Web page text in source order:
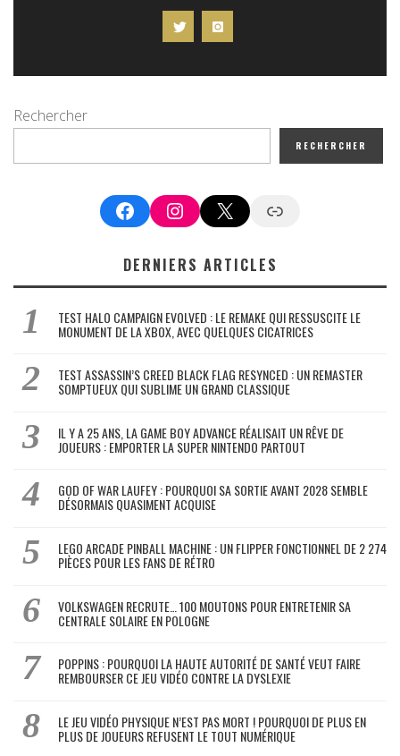
Rechercher
RECHERCHER
FacebookInstagram
X Google News
DERNIERS ARTICLES
TEST HALO CAMPAIGN EVOLVED : LE REMAKE QUI RESSUSCITE LE
MONUMENT DE LA XBOX, AVEC QUELQUES CICATRICES
TEST ASSASSIN’S CREED BLACK FLAG RESYNCED : UN REMASTER
SOMPTUEUX QUI SUBLIME UN GRAND CLASSIQUE
IL Y A 25 ANS, LA GAME BOY ADVANCE RÉALISAIT UN RÊVE DE
JOUEURS : EMPORTER LA SUPER NINTENDO PARTOUT
GOD OF WAR LAUFEY : POURQUOI SA SORTIE AVANT 2028 SEMBLE
DÉSORMAIS QUASIMENT ACQUISE
LEGO ARCADE PINBALL MACHINE : UN FLIPPER FONCTIONNEL DE 2 274
PIÈCES POUR LES FANS DE RÉTRO
VOLKSWAGEN RECRUTE… 100 MOUTONS POUR ENTRETENIR SA
CENTRALE SOLAIRE EN POLOGNE
POPPINS : POURQUOI LA HAUTE AUTORITÉ DE SANTÉ VEUT FAIRE
REMBOURSER CE JEU VIDÉO CONTRE LA DYSLEXIE
LE JEU VIDÉO PHYSIQUE N’EST PAS MORT ! POURQUOI DE PLUS EN
PLUS DE JOUEURS REFUSENT LE TOUT NUMÉRIQUE